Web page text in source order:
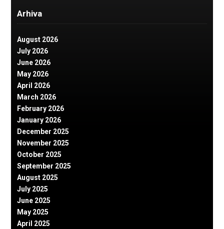
Arhiva
August 2026
July 2026
June 2026
May 2026
April 2026
March 2026
February 2026
January 2026
December 2025
November 2025
October 2025
September 2025
August 2025
July 2025
June 2025
May 2025
April 2025